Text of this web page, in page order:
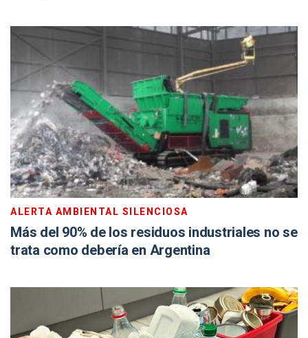
ALERTA AMBIENTAL SILENCIOSA
Más del 90% de los residuos industriales no se
trata como debería en Argentina